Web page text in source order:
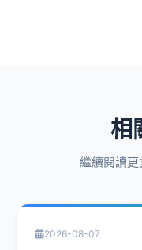
相
繼續閱讀
2026-08-07